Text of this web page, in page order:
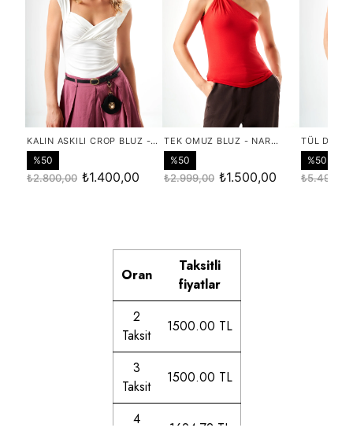
Oran
Taksitli
fiyatlar
2
Taksit
1500.00 TL
3
Taksit
1500.00 TL
4
1694.72 TL